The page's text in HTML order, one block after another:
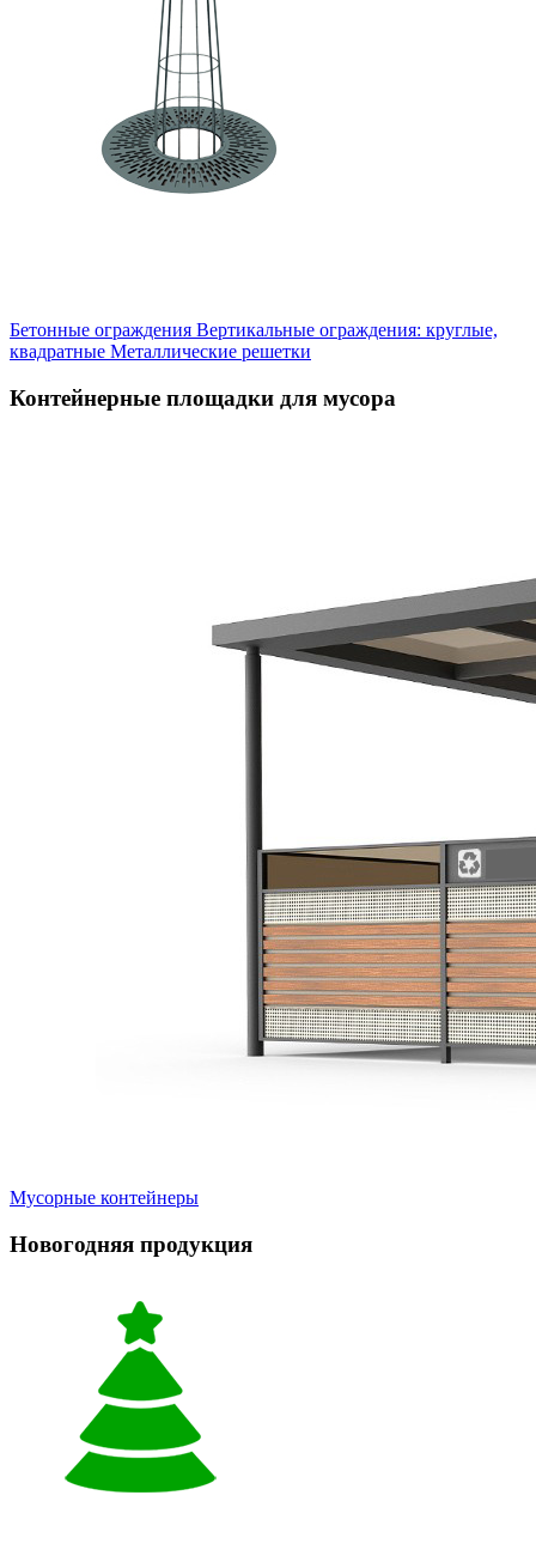
Бетонные ограждения Вертикальные ограждения: круглые,
квадратные Металлические решетки
Контейнерные площадки для мусора
Мусорные контейнеры
Новогодняя продукция